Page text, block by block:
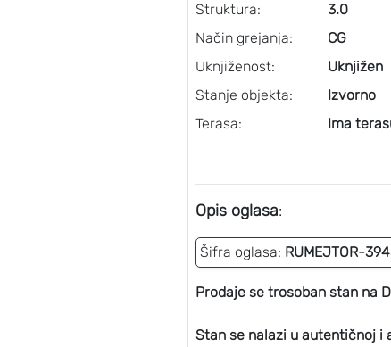
Struktura:
Način grejanja:
Uknjiženost:
Stanje objekta:
Terasa:
3.0
CG
Uknjižen
Izvorno
Ima
Opis oglasa:
Šifra oglasa: RUMEJTOR-
Prodaje se trosoban stan na
Stan se nalazi u autentičnoj i